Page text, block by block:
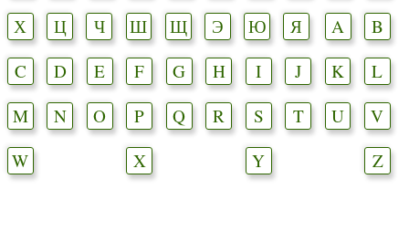
Х
Ц Ч Ш Щ Э Ю Я A
B
C
D E F G H I J K
L
M
N O P Q R S T U
V
W
X Y Z